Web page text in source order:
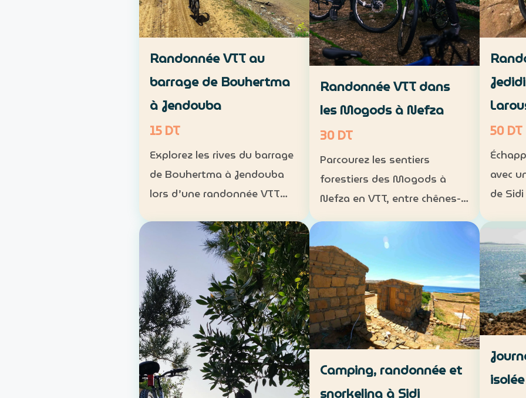
Randonnée VTT au
barrage de Bouhertma
à Jendouba
15 DT
Explorez les rives du barrage
de Bouhertma à Jendouba
lors d’une randonnée VTT
préservé. Durée : environ 1 h
à 1 h 30 Niveau :
intermédiaire Groupe : de 5 à
16 participants Tarif : 15 DT
par perso…
Randonnée VTT dans
les Mogods à Nefza
30 DT
Parcourez les sentiers
forestiers des Mogods à
Nefza en VTT, entre chênes-
lièges, paysages préservés et
savoir-faire local. VTT : 1 h à 1
h 30, niveau intermédiaire —
30 DT par personne Déjeuner
maison : 35 DT par pers…
50 DT
avec
de
11
Camping, randonnée et
snorkeling à Sidi